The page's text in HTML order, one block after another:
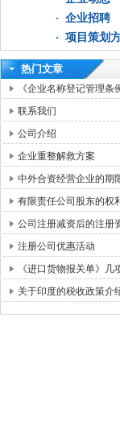
企业招聘
项目策划
热门文章
《企业名称登记管理
联系我们
公司介绍
企业重整解救方案
中外合资经营企业的期
有限责任公司股东的权
公司注册减资后的注册
注册公司优惠活动
《进口货物报关单》
关于印度的税收政策介